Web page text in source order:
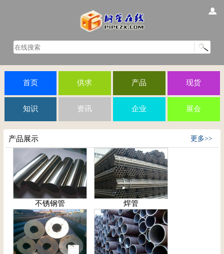
首页 供求 产品 现货
知识 资讯 企业 展会
产品展示 更多>>
不锈钢管 焊管